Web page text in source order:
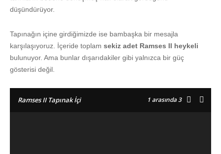
düşündürüyor.
Tapınağın içine girdiğimizde ise bambaşka bir mesajla
karşılaşıyoruz. İçeride toplam sekiz adet Ramses II heykeli
bulunuyor. Ama bunlar dışarıdakiler gibi yalnızca bir güç
gösterisi değil.
Ramses II Tapınak İçi 1 arasında 3